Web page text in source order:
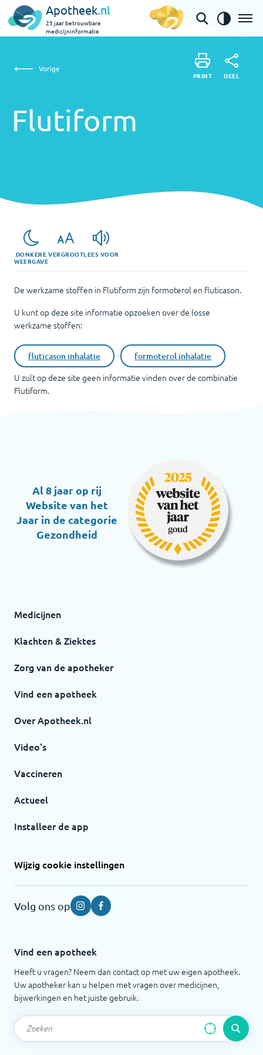
Apotheek.nl
25 jaar betrouwbare
medicijninformatie
Vorige
Flutiform
PRINT DEEL
DONKERE
WEERGAVE
VERGROOTLEES VOOR
De werkzame stoffen in Flutiform zijn formoterol en fluticason.
U kunt op deze site informatie opzoeken over de losse
werkzame stoffen:
fluticason inhalatie formoterol inhalatie
U zult op deze site geen informatie vinden over de combinatie
Flutiform.
Al 8 jaar op rij
Website van het
Jaar in de categorie
Gezondheid
Medicijnen
Klachten & Ziektes
Zorg van de apotheker
Vind een apotheek
Over Apotheek.nl
Video's
Vaccineren
Actueel
Installeer de app
Wijzig cookie instellingen
Volg ons op InstagramFacebook
Vind een apotheek
Heeft u vragen? Neem dan contact op met uw eigen apotheek.
Uw apotheker kan u helpen met vragen over medicijnen,
bijwerkingen en het juiste gebruik.